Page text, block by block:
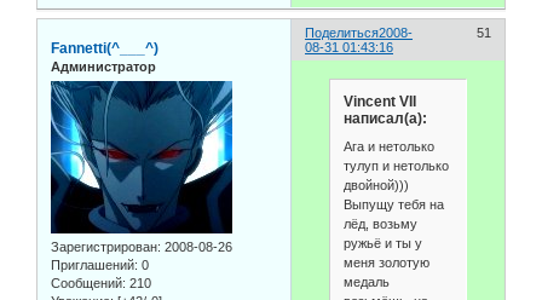
Поделиться 51
2008-
08-31 01:43:16
Fannetti(^___^)
Администратор
Зарегистрирован: 2008-08-26
Приглашений: 0
Сообщений: 210
Vincent VII
написал(а):
Ага и нетолько
тулуп и нетолько
двойной)))
Выпущу тебя на
лёд, возьму
ружьё и ты у
меня золотую
медаль